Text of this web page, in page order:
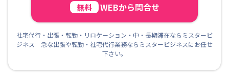
無料 WEBから問合せ
社宅代行・出張・転勤・リロケーション・中・長期滞在ならミスタービ
ジネス 急な出張や転勤・社宅代行業務ならミスタービジネスにお任せ
下さい。